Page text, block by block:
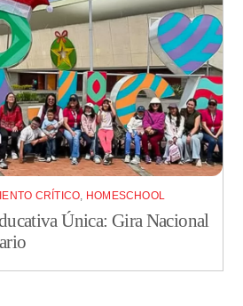
CRÍTICO HOMESCHOOL
Única: Gira Nacional